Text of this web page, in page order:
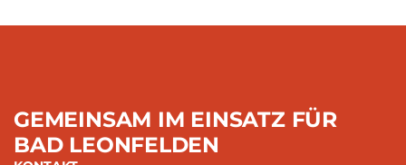
GEMEINSAM IM EINSATZ FÜR
BAD LEONFELDEN